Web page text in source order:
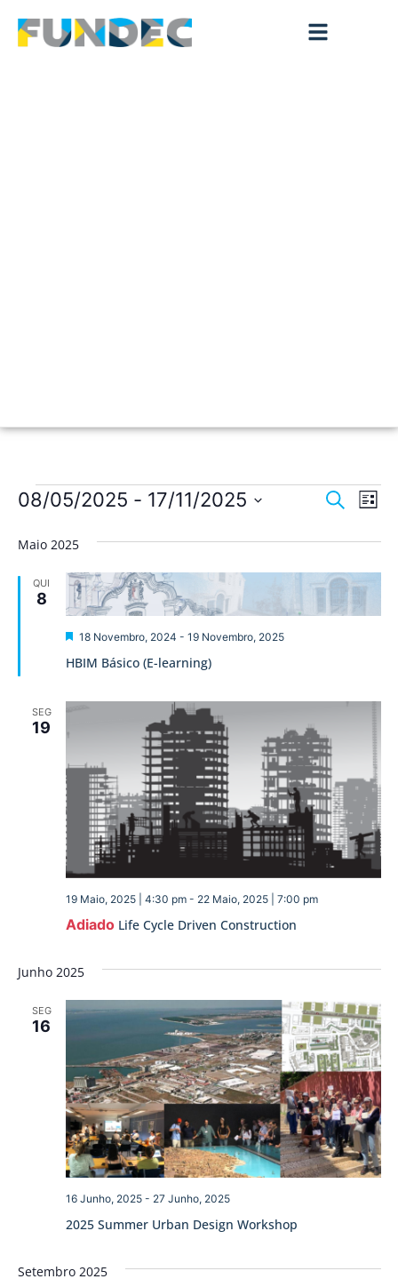
de
e
Pesquisar
de
Lista
08/05/2025 - 17/11/2025
data.
Maio 2025
QUI
8
HBIM Básico (E-learning)
Destaque
18 Novembro, 2024 - 19 Novembro, 2025
SEG
19
Adiado Life Cycle Driven Construction
19 Maio, 2025 | 4:30 pm- 22 Maio, 2025 | 7:00 pm
Junho 2025
SEG
16
2025 Summer Urban Design Workshop
16 Junho, 2025- 27 Junho, 2025
Setembro 2025